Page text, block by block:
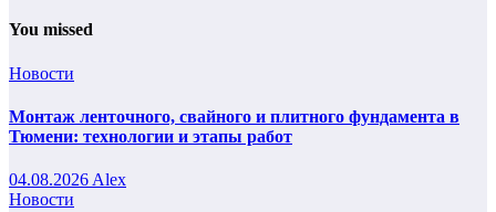
You missed
Новости
Монтаж ленточного, свайного и плитного фундамента в
Тюмени: технологии и этапы работ
04.08.2026 Alex
Новости